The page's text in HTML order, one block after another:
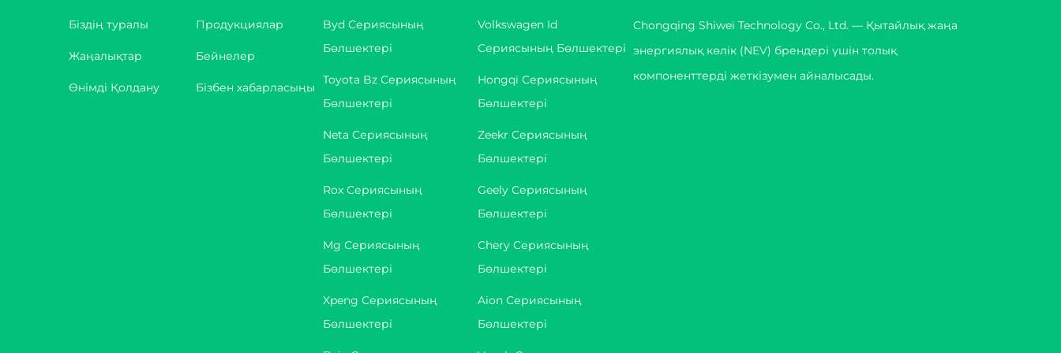
Біздің туралы Продукциялар
Жаңалықтар Бейнелер
Өнімді Қолдану Бізбен хабарласыңы
Byd Сериясының
Бөлшектері
Volkswagen Id
Сериясының Бөлшектері
Toyota Bz Сериясының
Бөлшектері
Hongqi Сериясының
Бөлшектері
Neta Сериясының
Бөлшектері
Zeekr Сериясының
Бөлшектері
Rox Сериясының
Бөлшектері
Geely Сериясының
Бөлшектері
Mg Сериясының
Бөлшектері
Chery Сериясының
Бөлшектері
Xpeng Сериясының
Бөлшектері
Aion Сериясының
Бөлшектері
Chongqing Shiwei Technology Co., Ltd. — Қытайлық жаңа
энергиялық көлік (NEV) брендері үшін толық
компоненттерді жеткізумен айналысады.